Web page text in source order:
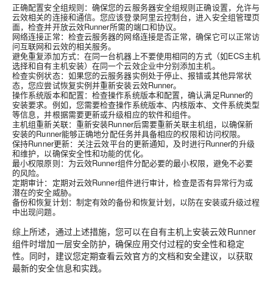
正确配置安全组规则：确保您的云服务器安全组规则正确设置，允许与
云效相关的连接和通信。您应该登录阿里云控制台，进入安全组管理页
面，检查并开放云效Runner所需的端口和协议。
网络连接正常：检查云服务器的网络连接是否正常，确保它可以正常访
问互联网和云效的相关服务。
避免重复添加方式：在同一台机器上不要使用相同的方式（如ECS主机
选择和自有主机安装）在同一个云效企业中分别添加主机。
检查实例状态：如果您的云服务器实例处于停止、报错或其他异常状
态，您应尝试恢复实例并重新安装云效Runner。
操作系统版本和配置：检查操作系统版本和配置，确认满足Runner的
安装要求。例如，您需要检查操作系统版本、内核版本、文件系统类型
等信息，并根据需要更新或升级相应的软件和组件。
主机组重新关联：重新安装Runner后需要重新关联主机组，以确保新
安装的Runner能够正确地分配任务并具备相应的权限和访问权限。
保持Runner更新：关注云效平台的更新通知，及时进行Runner的升级
和维护，以确保安全性和功能的优化。
最小权限原则：为云效Runner组件分配必要的最小权限，避免不必要
的风险。
定期审计：定期对云效Runner组件进行审计，检查是否有异常行为或
潜在的安全威胁。
备份和恢复计划：制定有效的备份和恢复计划，以防在安装或升级过程
中出现问题。
综上所述，通过上述措施，您可以在自有主机上安装云效Runner
组件时增加一层安全防护，确保应用交付过程的安全性和稳定
性。同时，建议您定期查看云效官方的文档和安全建议，以获取
最新的安全信息和实践。